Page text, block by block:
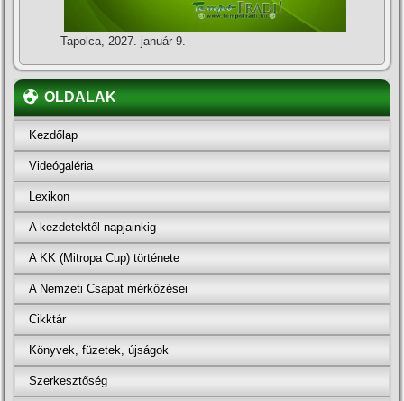
Tapolca, 2027. január 9.
OLDALAK
Kezdőlap
Videógaléria
Lexikon
A kezdetektől napjainkig
A KK (Mitropa Cup) története
A Nemzeti Csapat mérkőzései
Cikktár
Könyvek, füzetek, újságok
Szerkesztőség